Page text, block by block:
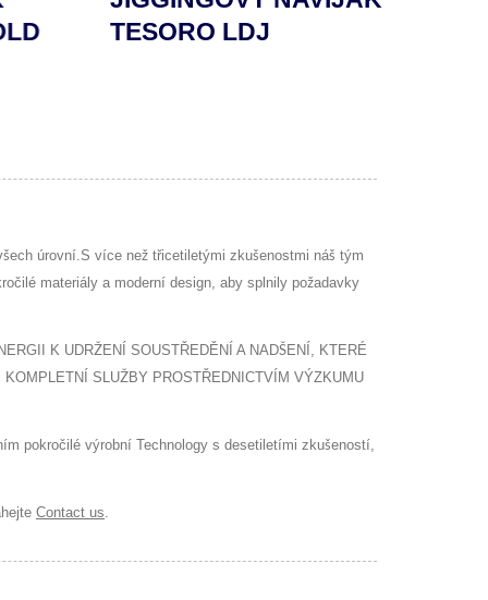
TESORO LDJ
úrovní.S více než třicetiletými zkušenostmi náš tým
materiály a moderní design, aby splnily požadavky
K UDRŽENÍ SOUSTŘEDĚNÍ A NADŠENÍ, KTERÉ
SLUŽBY PROSTŘEDNICTVÍM VÝZKUMU
pokročilé výrobní Technology s desetiletími zkušeností,
Contact us